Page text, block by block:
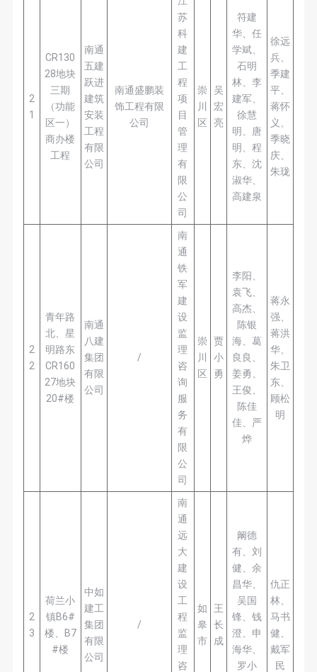
2
1
CR130
28地块
三期
（功能
区一）
商办楼
工程
南通
五建
跃进
建筑
安装
工程
有限
公司
南通盛鹏装
饰工程有限
公司
苏
科
建
工
程
项
目
管
理
有
限
公
司
崇
川
区
吴
宏
亮
符建
华、任
学斌、
石明
林、李
建军、
徐慧
明、唐
明、程
东、沈
淑华、
高建泉
徐远
兵、
季建
平、
蒋怀
义、
季晓
庆、
朱珑
2
2
青年路
北、星
明路东
CR160
27地块
20#楼
南通
八建
集团
有限
公司
/
南
通
铁
军
建
设
监
理
咨
询
服
务
有
限
公
司
崇
川
区
贾
小
勇
李阳、
袁飞、
高杰、
陈银
海、葛
良良、
姜勇、
王俊、
陈佳
佳、严
烨
蒋永
强、
蒋洪
华、
朱卫
东、
顾松
明
2
3
荷兰小
镇B6#
楼、B7
#楼
中如
建工
集团
有限
公司
/
南
通
远
大
建
设
工
程
监
理
咨
如
皋
市
王
长
成
阚德
有、刘
健、余
昌华、
吴国
锋、钱
澄、申
海华、
罗小
仇正
林、
马书
健、
戴军
民